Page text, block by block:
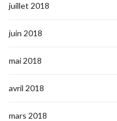
juillet 2018
juin 2018
mai 2018
avril 2018
mars 2018